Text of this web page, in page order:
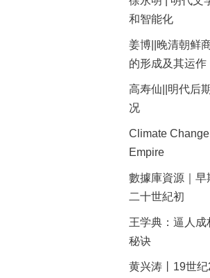
和智能化
姜博||晚清朝鲜
的形成及其运作
高寿仙||明代后
况
Climate
Empire
數據庫資源｜早
二十世紀初
王学典：逼人
秘诀
黄兴涛丨19世